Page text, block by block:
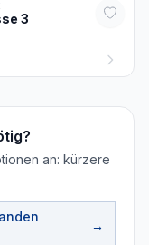
3
an: kürzere
→